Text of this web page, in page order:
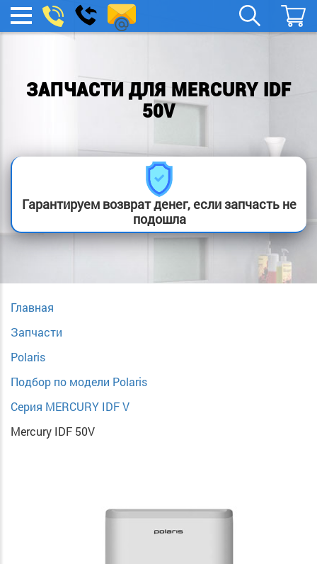
МЕНЮ
boylera@yandex.ru
Заказать
звонок
ЗАПЧАСТИ ДЛЯ MERCURY IDF
50V
Гарантируем возврат денег, если запчасть не
подошла
Главная
Запчасти
Polaris
Подбор по модели Polaris
Серия MERCURY IDF V
Mercury IDF 50V